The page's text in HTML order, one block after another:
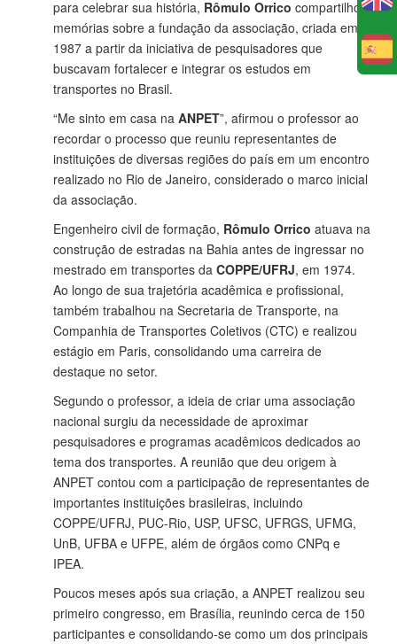
para celebrar sua história, Rômulo Orrico compartilhou
memórias sobre a fundação da associação, criada em
1987 a partir da iniciativa de pesquisadores que
buscavam fortalecer e integrar os estudos em
transportes no Brasil.
“Me sinto em casa na ANPET”, afirmou o professor ao
recordar o processo que reuniu representantes de
instituições de diversas regiões do país em um encontro
realizado no Rio de Janeiro, considerado o marco inicial
da associação.
Engenheiro civil de formação, Rômulo Orrico atuava na
construção de estradas na Bahia antes de ingressar no
mestrado em transportes da COPPE/UFRJ, em 1974.
Ao longo de sua trajetória acadêmica e profissional,
também trabalhou na Secretaria de Transporte, na
Companhia de Transportes Coletivos (CTC) e realizou
estágio em Paris, consolidando uma carreira de
destaque no setor.
Segundo o professor, a ideia de criar uma associação
nacional surgiu da necessidade de aproximar
pesquisadores e programas acadêmicos dedicados ao
tema dos transportes. A reunião que deu origem à
ANPET contou com a participação de representantes de
importantes instituições brasileiras, incluindo
COPPE/UFRJ, PUC-Rio, USP, UFSC, UFRGS, UFMG,
UnB, UFBA e UFPE, além de órgãos como CNPq e
IPEA.
Poucos meses após sua criação, a ANPET realizou seu
primeiro congresso, em Brasília, reunindo cerca de 150
participantes e consolidando-se como um dos principais